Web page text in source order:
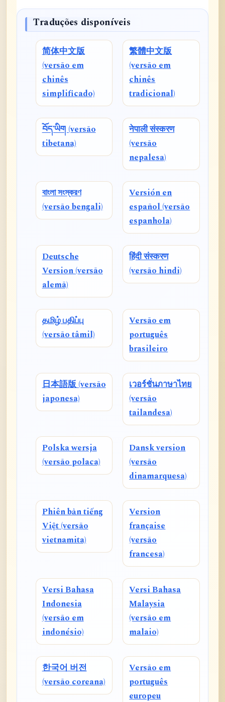
Traduções disponíveis
简体中文版
(versão em
chinês
simplificado)
繁體中文版
(versão em
chinês
tradicional)
བོད་ཡིག (versão
tibetana)
नेपाली संस्करण
(versão
nepalesa)
বাংলা সংস্করণ
(versão bengali)
Versión en
español (versão
espanhola)
Deutsche
Version (versão
alemã)
हिंदी संस्करण
(versão hindi)
தமிழ் பதிப்பு
(versão tâmil)
Versão em
português
brasileiro
日本語版 (versão
japonesa)
เวอร์ชั่นภาษาไทย
(versão
tailandesa)
Polska wersja
(versão polaca)
Dansk version
(versão
dinamarquesa)
Phiên bản tiếng
Việt (versão
vietnamita)
Version
française
(versão
francesa)
Versi Bahasa
Indonesia
(versão em
indonésio)
Versi Bahasa
Malaysia
(versão em
malaio)
한국어 버전
(versão coreana)
Versão em
português
europeu